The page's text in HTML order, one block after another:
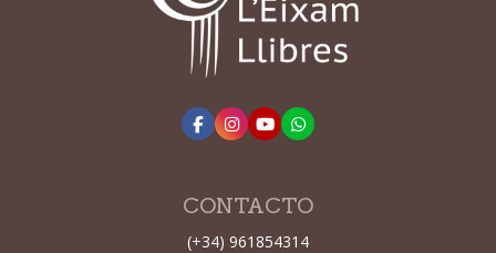
CONTACTO
(+34) 961854314